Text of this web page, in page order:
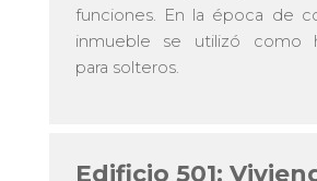
funciones. En la época de
inmueble se utilizó como
para solteros.
Edificio 501: